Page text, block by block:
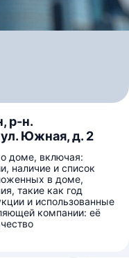
р-н.
Южная, д. 2
доме, включая:
наличие и список
в доме,
такие как год
и использованные
компании: её